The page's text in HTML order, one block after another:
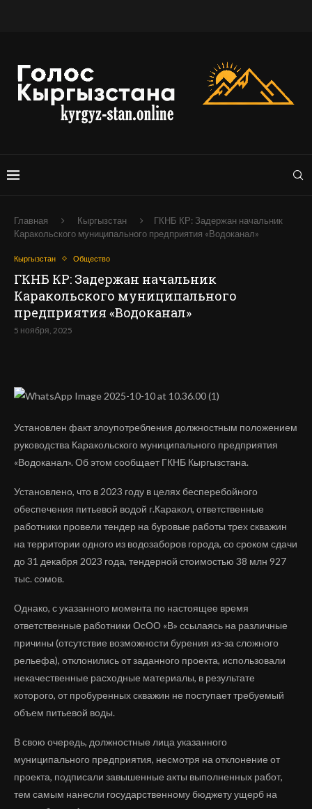
Главная Кыргызстан
ГКНБ КР: Задержан начальник
Каракольского муниципального предприятия «Водоканал»
Кыргызстан Общество
ГКНБ КР: Задержан начальник
Каракольского муниципального
предприятия «Водоканал»
5 ноября, 2025
Установлен факт злоупотребления должностным положением
руководства Каракольского муниципального предприятия
«Водоканал». Об этом сообщает ГКНБ Кыргызстана.
Установлено, что в 2023 году в целях бесперебойного
обеспечения питьевой водой г.Каракол, ответственные
работники провели тендер на буровые работы трех скважин
на территории одного из водозаборов города, со сроком сдачи
до 31 декабря 2023 года, тендерной стоимостью 38 млн 927
тыс. сомов.
Однако, с указанного момента по настоящее время
ответственные работники ОсОО «В» ссылаясь на различные
причины (отсутствие возможности бурения из-за сложного
рельефа), отклонились от заданного проекта, использовали
некачественные расходные материалы, в результате
которого, от пробуренных скважин не поступает требуемый
объем питьевой воды.
В свою очередь, должностные лица указанного
муниципального предприятия, несмотря на отклонение от
проекта, подписали завышенные акты выполненных работ,
тем самым нанесли государственному бюджету ущерб на